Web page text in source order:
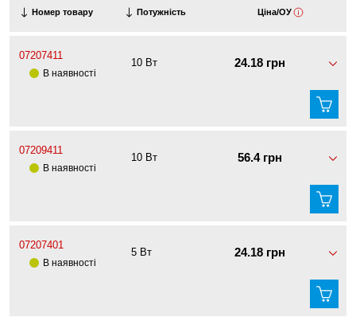
Номер товару Потужність Ціна/ОУ
07207411
В наявності
10 Вт 24.18 грн
07209411
В наявності
10 Вт 56.4 грн
07207401
В наявності
5 Вт 24.18 грн